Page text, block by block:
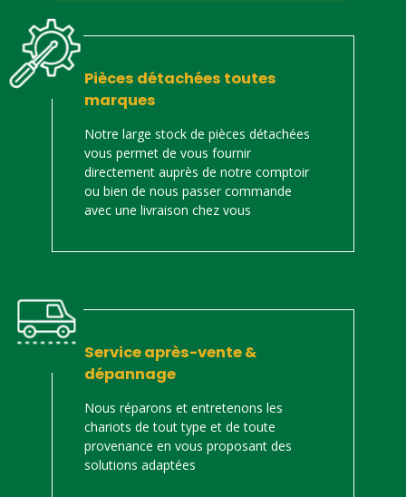
Pièces détachées toutes
marques
Notre large stock de pièces détachées
vous permet de vous fournir
directement auprès de notre comptoir
ou bien de nous passer commande
avec une livraison chez vous
Service après-vente &
dépannage
Nous réparons et entretenons les
chariots de tout type et de toute
provenance en vous proposant des
solutions adaptées